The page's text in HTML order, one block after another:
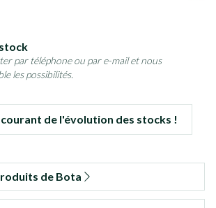
courant de l'évolution des stocks !
par téléphone ou par e-mail et nous
les possibilités.
de Bota